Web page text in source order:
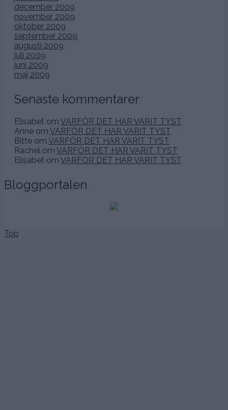
december 2009
november 2009
oktober 2009
september 2009
augusti 2009
juli 2009
juni 2009
maj 2009
Senaste kommentarer
Elisabet om VARFÖR DET HAR VARIT TYST
Anne om VARFÖR DET HAR VARIT TYST
Bitte om VARFÖR DET HAR VARIT TYST
Rachel om VARFÖR DET HAR VARIT TYST
Elisabet om VARFÖR DET HAR VARIT TYST
Bloggportalen
Top